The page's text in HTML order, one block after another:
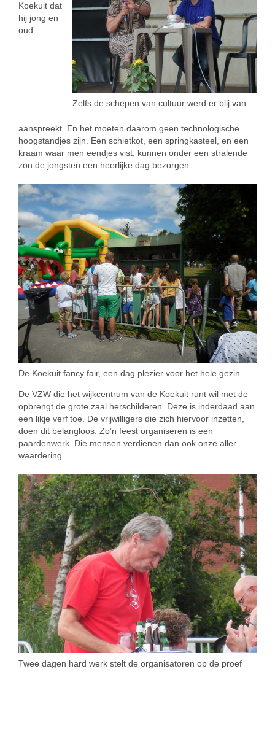
Zelfs de schepen van cultuur werd er blij van
Koekuit dat
hij jong en
oud
aanspreekt. En het moeten daarom geen technologische
hoogstandjes zijn. Een schietkot, een springkasteel, en een
kraam waar men eendjes vist, kunnen onder een stralende
zon de jongsten een heerlijke dag bezorgen.
De Koekuit fancy fair, een dag plezier voor het hele gezin
De VZW die het wijkcentrum van de Koekuit runt wil met de
opbrengt de grote zaal herschilderen. Deze is inderdaad aan
een likje verf toe. De vrijwilligers die zich hiervoor inzetten,
doen dit belangloos. Zo’n feest organiseren is een
paardenwerk. Die mensen verdienen dan ook onze aller
waardering.
Twee dagen hard werk stelt de organisatoren op de proef